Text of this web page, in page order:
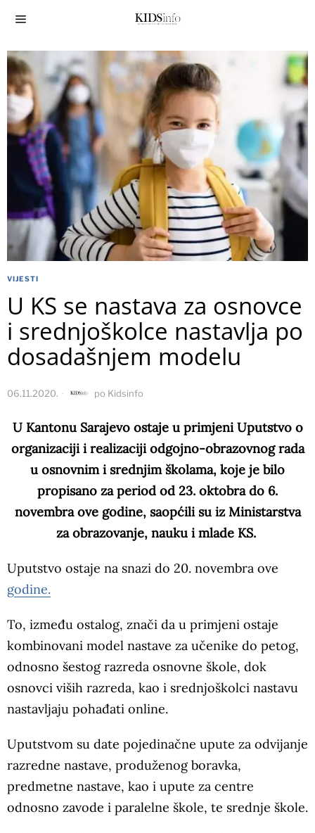
VIJESTI
U KS se nastava za osnovce
i srednjoškolce nastavlja po
dosadašnjem modelu
06.11.2020. po Kidsinfo
U Kantonu Sarajevo ostaje u primjeni Uputstvo o
organizaciji i realizaciji odgojno-obrazovnog rada
u osnovnim i srednjim školama, koje je bilo
propisano za period od 23. oktobra do 6.
novembra ove godine, saopćili su iz Ministarstva
za obrazovanje, nauku i mlade KS.
Uputstvo ostaje na snazi do 20. novembra ove
godine.
To, između ostalog, znači da u primjeni ostaje
kombinovani model nastave za učenike do petog,
odnosno šestog razreda osnovne škole, dok
osnovci viših razreda, kao i srednjoškolci nastavu
nastavljaju pohađati online.
Uputstvom su date pojedinačne upute za odvijanje
razredne nastave, produženog boravka,
predmetne nastave, kao i upute za centre
odnosno zavode i paralelne škole, te srednje škole.